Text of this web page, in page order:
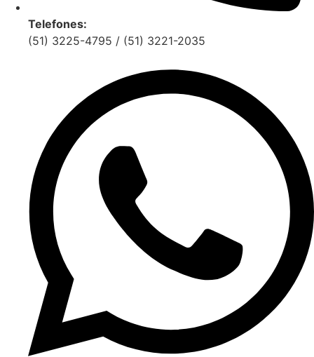
Telefones:
(51) 3225-4795 / (51) 3221-2035